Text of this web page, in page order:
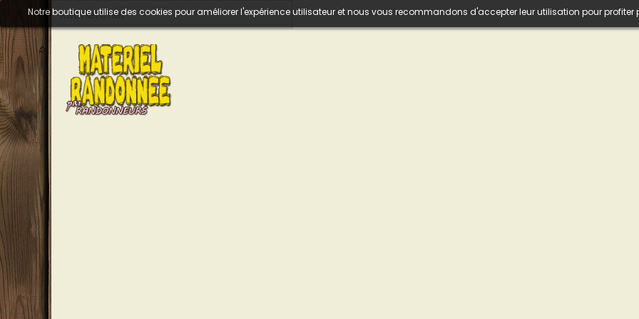
Notre boutique utilise des cookies pour améliorer l'expérience utilisateur et nous vous recommandons d'accepter leur utilisation pour